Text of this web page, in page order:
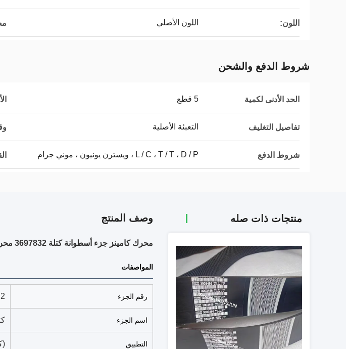
اللون: اللون الأصلي
شروط الدفع والشحن
الحد الأدنى لكمية 5 قطع
تفاصيل التغليف التعبئة الأصلية
شروط الدفع L / C ، T / T ، D / P ، ويسترن يونيون ، موني جرام
منتجات ذات صله وصف المنتج
محرك كامينز جزء أسطوانة كتلة 3697832 محرك كامينز
المواصفات
رقم الجزء
اسم الجزء
التطبيق